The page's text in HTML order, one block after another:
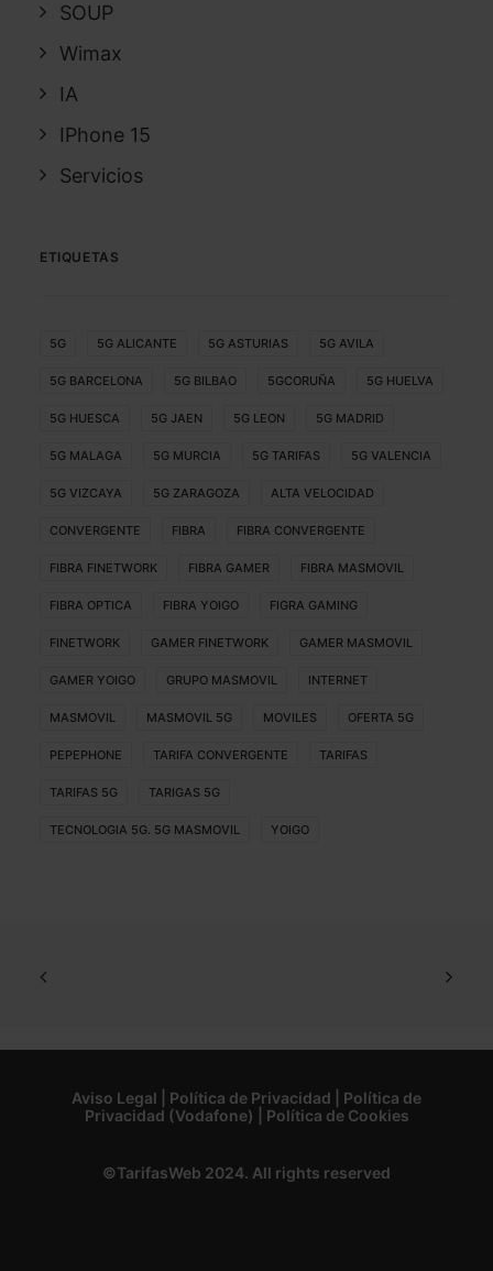
SOUP
Wimax
IA
IPhone 15
Servicios
ETIQUETAS
5G 5G ALICANTE 5G ASTURIAS 5G AVILA
5G BARCELONA 5G BILBAO 5GCORUÑA 5G HUELVA
5G HUESCA 5G JAEN 5G LEON 5G MADRID
5G MALAGA 5G MURCIA 5G TARIFAS 5G VALENCIA
5G VIZCAYA 5G ZARAGOZA ALTA VELOCIDAD
CONVERGENTE FIBRA FIBRA CONVERGENTE
FIBRA FINETWORK FIBRA GAMER FIBRA MASMOVIL
FIBRA OPTICA FIBRA YOIGO FIGRA GAMING
FINETWORK GAMER FINETWORK GAMER MASMOVIL
GAMER YOIGO GRUPO MASMOVIL INTERNET
MASMOVIL MASMOVIL 5G MOVILES OFERTA 5G
PEPEPHONE TARIFA CONVERGENTE TARIFAS
TARIFAS 5G TARIGAS 5G
TECNOLOGIA 5G. 5G MASMOVIL YOIGO
Aviso Legal Política de Privacidad
Política de
Privacidad (Vodafone)
Política de Cookies
©TarifasWeb 2024. All rights reserved